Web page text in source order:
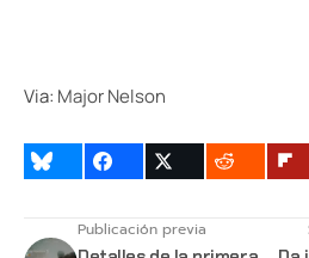
Via: Major Nelson
Publicación previa